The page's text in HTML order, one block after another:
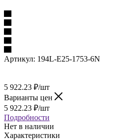
Артикул: 194L-E25-1753-6N
5 922.23 ₽/шт
Варианты цен
5 922.23 ₽/шт
Подробности
Нет в наличии
Характеристики